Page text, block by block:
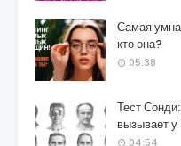
Самая
кто она?
05:38
Тест
вызывает
04:54